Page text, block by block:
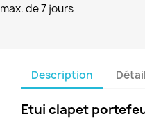
max. de 7 jours
Description
Etui clapet